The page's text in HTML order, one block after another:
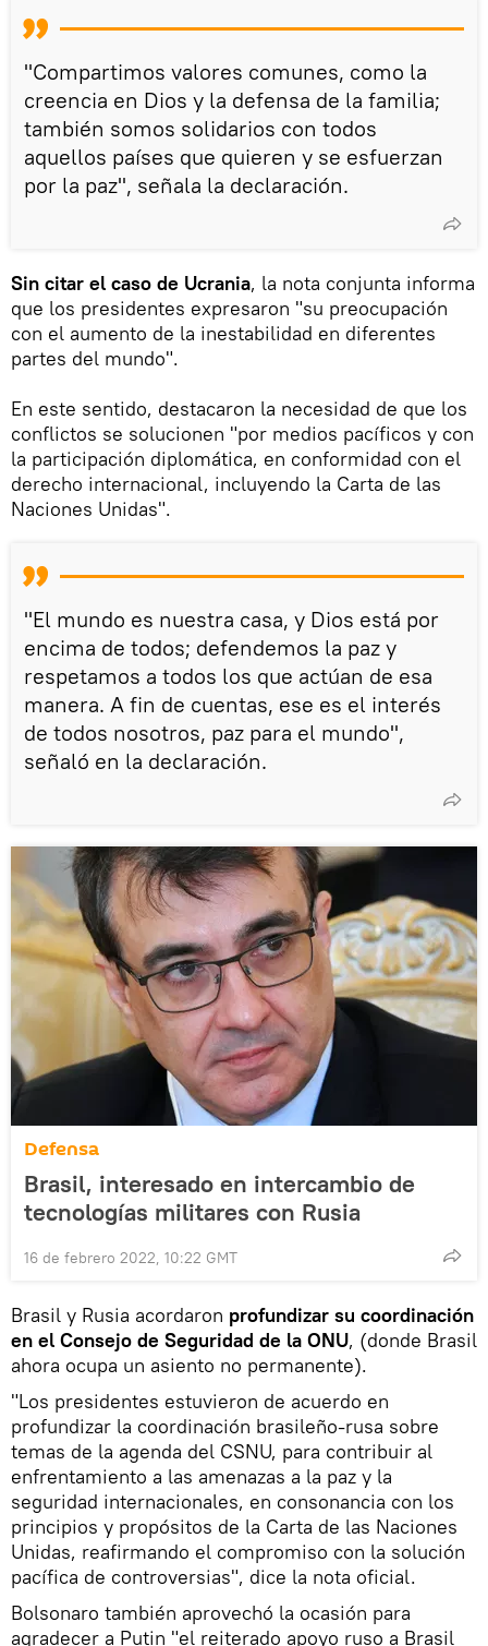
"Compartimos valores comunes, como la
creencia en Dios y la defensa de la familia;
también somos solidarios con todos
aquellos países que quieren y se esfuerzan
por la paz", señala la declaración.
Sin citar el caso de Ucrania, la nota conjunta informa
que los presidentes expresaron "su preocupación
con el aumento de la inestabilidad en diferentes
partes del mundo".
En este sentido, destacaron la necesidad de que los
conflictos se solucionen "por medios pacíficos y con
la participación diplomática, en conformidad con el
derecho internacional, incluyendo la Carta de las
Naciones Unidas".
"El mundo es nuestra casa, y Dios está por
encima de todos; defendemos la paz y
respetamos a todos los que actúan de esa
manera. A fin de cuentas, ese es el interés
de todos nosotros, paz para el mundo",
señaló en la declaración.
Defensa
Brasil, interesado en intercambio de
tecnologías militares con Rusia
16 de febrero 2022, 10:22 GMT
Brasil y Rusia acordaron profundizar su coordinación
en el Consejo de Seguridad de la ONU, (donde Brasil
ahora ocupa un asiento no permanente).
"Los presidentes estuvieron de acuerdo en
profundizar la coordinación brasileño-rusa sobre
temas de la agenda del CSNU, para contribuir al
enfrentamiento a las amenazas a la paz y la
seguridad internacionales, en consonancia con los
principios y propósitos de la Carta de las Naciones
Unidas, reafirmando el compromiso con la solución
pacífica de controversias", dice la nota oficial.
Bolsonaro también aprovechó la ocasión para
agradecer a Putin "el reiterado apoyo ruso a Brasil